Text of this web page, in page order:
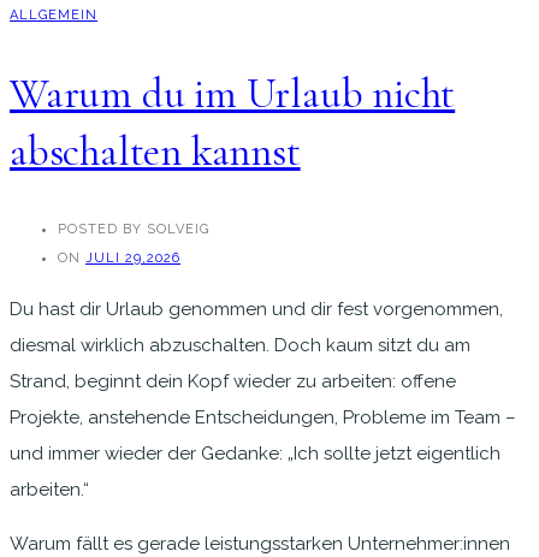
ALLGEMEIN
Warum du im Urlaub nicht
abschalten kannst
POSTED BY SOLVEIG
ON JULI 29,2026
Du hast dir Urlaub genommen und dir fest vorgenommen,
diesmal wirklich abzuschalten. Doch kaum sitzt du am
Strand, beginnt dein Kopf wieder zu arbeiten: offene
Projekte, anstehende Entscheidungen, Probleme im Team –
und immer wieder der Gedanke: „Ich sollte jetzt eigentlich
arbeiten.“
Warum fällt es gerade leistungsstarken Unternehmer:innen